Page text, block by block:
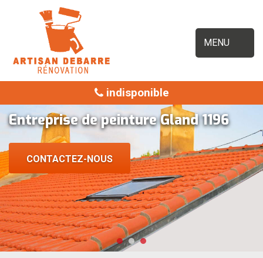
MENU
indisponible
Entreprise de peinture Gland 1196
CONTACTEZ-NOUS